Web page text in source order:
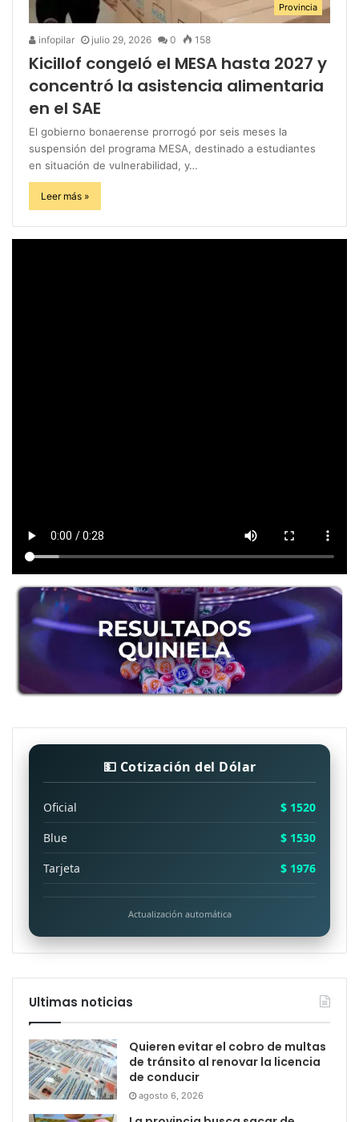
Provincia
infopilar julio 29, 2026 0 158
Kicillof congeló el MESA hasta 2027 y
concentró la asistencia alimentaria
en el SAE
El gobierno bonaerense prorrogó por seis meses la
suspensión del programa MESA, destinado a estudiantes
en situación de vulnerabilidad, y…
Leer más »
💵 Cotización del Dólar
Oficial
$ 1520
Blue
$ 1530
Tarjeta
$ 1976
Actualización automática
Ultimas noticias
Quieren evitar el cobro de multas
de tránsito al renovar la licencia
de conducir
agosto 6, 2026